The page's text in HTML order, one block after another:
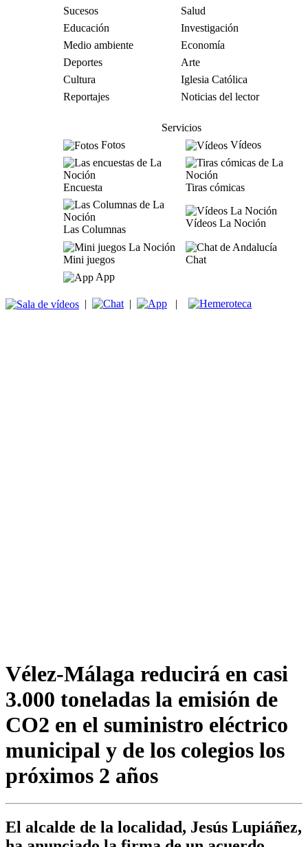
Sucesos
Salud
Educación
Investigación
Medio ambiente
Economía
Deportes
Arte
Cultura
Iglesia Católica
Reportajes
Noticias del lector
Servicios
Fotos
Vídeos
Encuesta Tiras cómicas
Las Columnas
Vídeos La Noción
Mini juegos
Chat
App
| | |
Vélez-Málaga reducirá en casi
3.000 toneladas la emisión de
CO2 en el suministro eléctrico
municipal y de los colegios los
próximos 2 años
El alcalde de la localidad, Jesús Lupiáñez,